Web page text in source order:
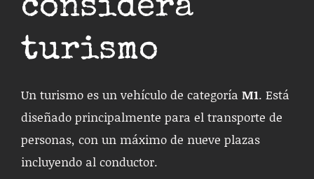
considera
turismo
Un turismo es un vehículo de categoría M1. Está
diseñado principalmente para el transporte de
personas, con un máximo de nueve plazas
incluyendo al conductor.